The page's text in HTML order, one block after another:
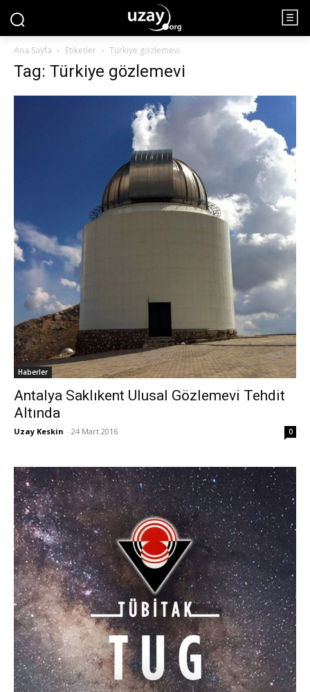
Ana Sayfa Etiketler Türkiye gözlemevi
Tag: Türkiye gözlemevi
Haberler
Antalya Saklıkent Ulusal Gözlemevi Tehdit
Altında
Uzay Keskin - 24 Mart 2016 0